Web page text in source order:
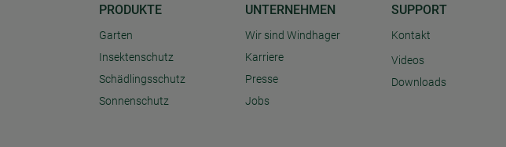
PRODUKTE
Garten
Insektenschutz
Schädlingsschutz
Sonnenschutz
UNTERNEHMEN
Wir sind Windhager
Karriere
Presse
Jobs
SUPPORT
Kontakt
Videos
Downloads